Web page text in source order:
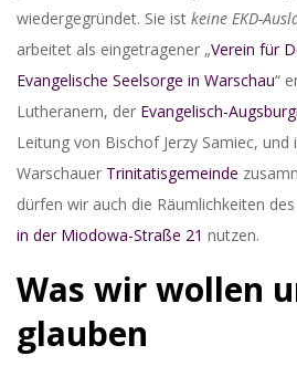
wiedergegründet. Sie ist keine EKD-
arbeitet als eingetragener „Verein für
Evangelische Seelsorge in Warschau“
Lutheranern, der Evangelisch-
Leitung von Bischof Jerzy Samiec,
Warschauer Trinitatisgemeinde
dürfen wir auch die Räumlichkeiten des
in der Miodowa-Straße 21 nutzen.
Was wir wollen
glauben